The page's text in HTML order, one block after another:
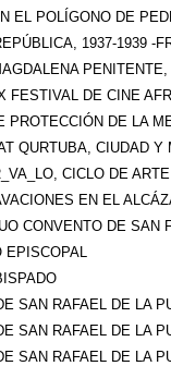
EL POLÍGONO DE
1937-1939 -
PENITENTE,
FESTIVAL DE CINE
PROTECCIÓN DE LA
QURTUBA, CIUDAD Y
CICLO DE ARTE
EN EL
CONVENTO DE SAN
SAN RAFAEL DE LA
SAN RAFAEL DE LA
SAN RAFAEL DE LA